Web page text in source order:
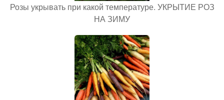
Розы укрывать при какой температуре. УКРЫТИЕ РОЗ
НА ЗИМУ